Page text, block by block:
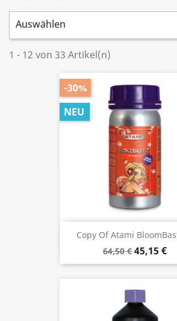
Auswählen
1 - 12 von 33 Artikel(n)
Copy Of Atami
64,50 € 45,15 €
-30%
NEU